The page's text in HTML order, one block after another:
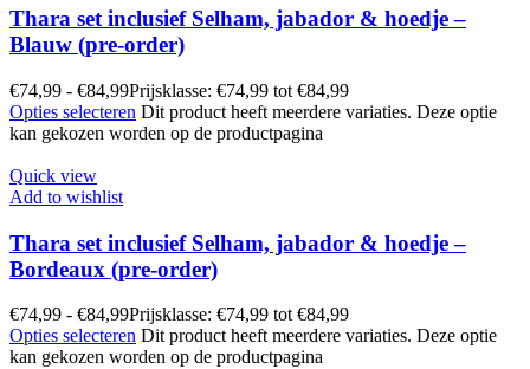
Thara set inclusief Selham, jabador & hoedje –
Blauw (pre-order)
€74,99 - €84,99Prijsklasse: €74,99 tot €84,99
Opties selecteren Dit product heeft meerdere variaties. Deze optie
kan gekozen worden op de productpagina
Quick view
Add to wishlist
Thara set inclusief Selham, jabador & hoedje –
Bordeaux (pre-order)
€74,99 - €84,99Prijsklasse: €74,99 tot €84,99
Opties selecteren Dit product heeft meerdere variaties. Deze optie
kan gekozen worden op de productpagina